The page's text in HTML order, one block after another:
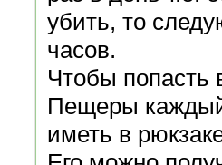
убить, то
часов.
Чтобы попасть
Пещеры
иметь в